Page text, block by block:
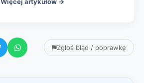
Zgłoś błąd / poprawkę